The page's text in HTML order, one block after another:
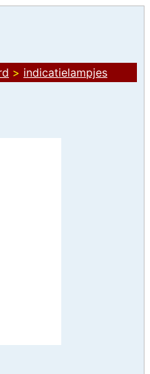
> indicatielampjes